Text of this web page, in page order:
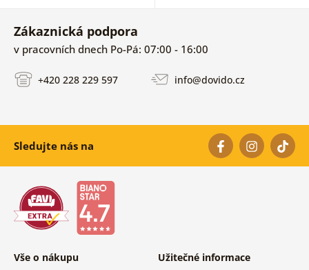
Zákaznická podpora
v pracovních dnech Po-Pá: 07:00 - 16:00
+420 228 229 597 info@dovido.cz
Sledujte nás na
Vše o nákupu Užitečné informace